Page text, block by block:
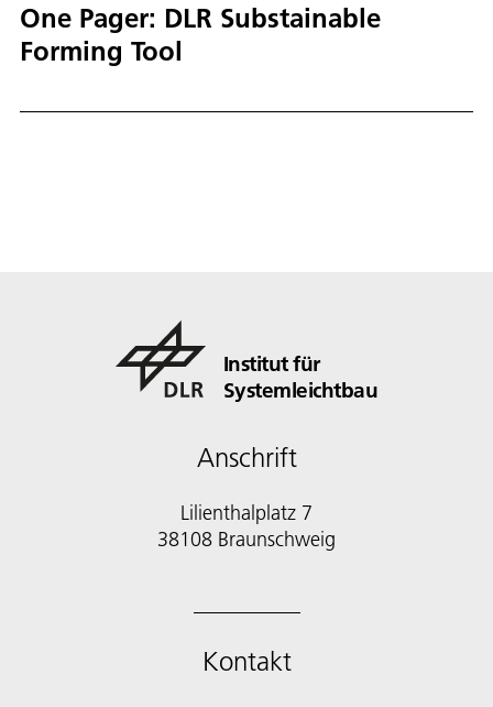
One Pager: DLR Substainable
Forming Tool
Institut für
Systemleichtbau
Anschrift
Lilienthalplatz 7
38108 Braunschweig
Kontakt